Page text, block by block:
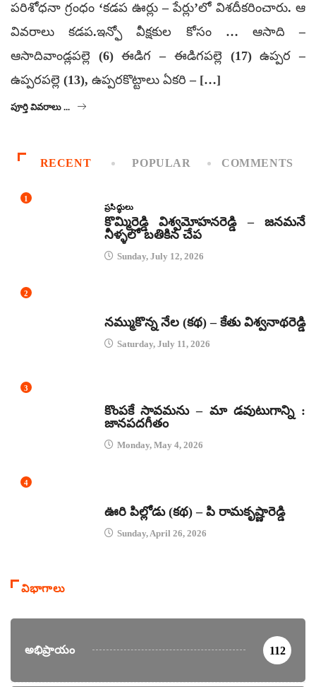
పరిశోధనా గ్రంధం ‘కడప ఊర్లు – పేర్లు’లో విశదీకరించారు. ఆ
వివరాలు కడప.ఇన్ఫో వీక్షకుల కోసం … ఆసాది –
ఆసాదివాండ్లపల్లె (6) ఈడిగ – ఈడిగపల్లె (17) ఉప్పర –
ఉప్పరపల్లె (13), ఉప్పరకొట్టాలు ఏకరి – […]
పూర్తి వివరాలు ...
RECENT POPULAR COMMENTS
1
ప్రసిద్ధులు
కొమ్మిరెడ్డి విశ్వమోహనరెడ్డి – జనమనే
నీళ్ళలో బతికిన చేప
Sunday, July 12, 2026
2
నమ్ముకొన్న నేల (కథ) – కేతు విశ్వనాథరెడ్డి
Saturday, July 11, 2026
3
కొంపకే సావమను – మా డవుటుగాన్ని :
జానపదగీతం
Monday, May 4, 2026
4
ఊరి పిల్లోడు (కథ) – పి రామకృష్ణారెడ్డి
Sunday, April 26, 2026
విభాగాలు
అభిప్రాయం 112